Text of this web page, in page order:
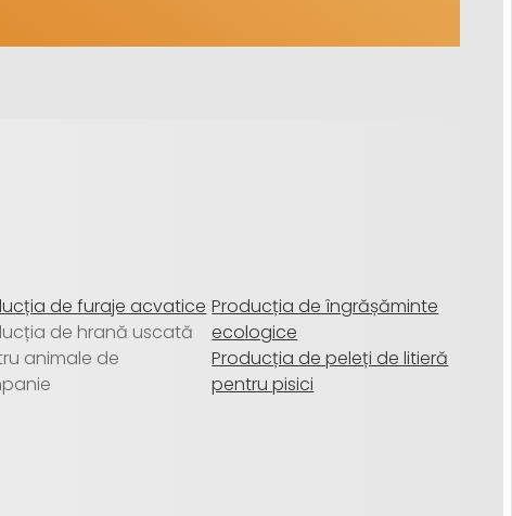
de furaje acvatice
de hrană uscată
animale de
Producția de îngrășăminte
ecologice
Producția de peleți de litieră
pentru pisici